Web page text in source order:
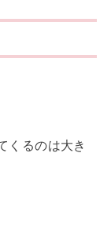
くるのは大き